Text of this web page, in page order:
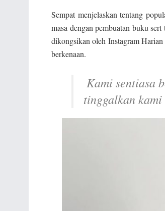
Sempat menjelaskan tentang
masa dengan pembuatan buku
dikongsikan oleh Instagram
berkenaan.
Kami sentiasa
tinggalkan